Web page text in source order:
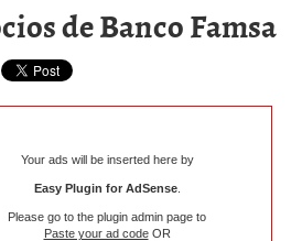
de Banco Famsa
Your ads will be inserted here by
Easy Plugin for AdSense.
Please go to the plugin admin page to
Paste your ad codeOR